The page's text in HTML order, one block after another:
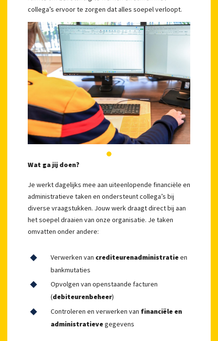
collega’s ervoor te zorgen dat alles soepel verloopt.
Wat ga jij doen?
Je werkt dagelijks mee aan uiteenlopende financiële en
administratieve taken en ondersteunt collega’s bij
diverse vraagstukken. Jouw werk draagt direct bij aan
het soepel draaien van onze organisatie. Je taken
omvatten onder andere:
Verwerken van crediteurenadministratieen
bankmutaties
Opvolgen van openstaande facturen
(debiteurenbeheer)
Controleren en verwerken van financiële en
administratievegegevens